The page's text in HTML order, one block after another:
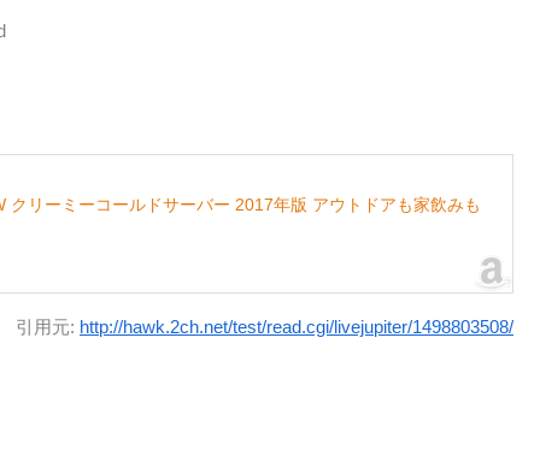
クリーミーコールドサーバー 2017年版 アウトドアも家飲みも
引用元: http://hawk.2ch.net/test/read.cgi/livejupiter/1498803508/